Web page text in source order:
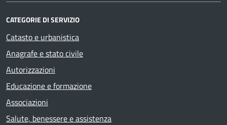
CATEGORIE DI SERVIZIO
Catasto e urbanistica
Anagrafe e stato civile
Autorizzazioni
Educazione e formazione
Associazioni
Salute, benessere e assistenza